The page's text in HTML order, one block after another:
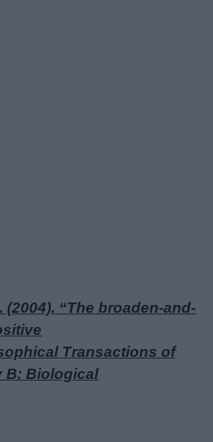
“The broaden-and-
Transactions of
B: Biological